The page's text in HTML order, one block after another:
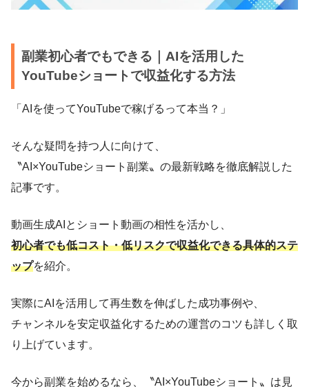
副業初心者でもできる｜AIを活用した
YouTubeショートで収益化する方法
「AIを使ってYouTubeで稼げるって本当？」
そんな疑問を持つ人に向けて、
〝AI×YouTubeショート副業〟の最新戦略を徹底解説した
記事です。
動画生成AIとショート動画の相性を活かし、
初心者でも低コスト・低リスクで収益化できる具体的ステ
ップを紹介。
実際にAIを活用して再生数を伸ばした成功事例や、
チャンネルを安定収益化するための運営のコツも詳しく取
り上げています。
今から副業を始めるなら、〝AI×YouTubeショート〟は見